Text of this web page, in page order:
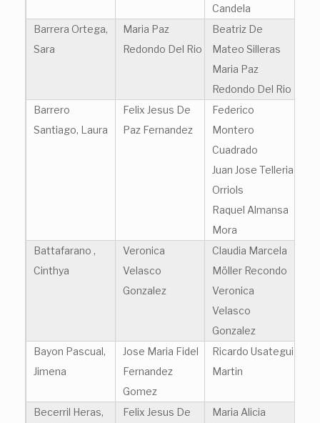
Candela
Barrera Ortega,
Sara
Maria Paz
Redondo Del Rio
Beatriz De
Mateo Silleras
Maria Paz
Redondo Del Rio
Barrero
Santiago, Laura
Felix Jesus De
Paz Fernandez
Federico
Montero
Cuadrado
Juan Jose Telleria
Orriols
Raquel Almansa
Mora
Battafarano ,
Cinthya
Veronica
Velasco
Gonzalez
Claudia Marcela
Möller Recondo
Veronica
Velasco
Gonzalez
Bayon Pascual,
Jimena
Jose Maria Fidel
Fernandez
Gomez
Ricardo Usategui
Martin
Becerril Heras,
Felix Jesus De
Maria Alicia